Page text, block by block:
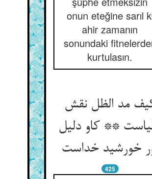
onun eteğine sarıl
ahir zamanın
sonundaki
kurtulasın.
مد الظل نقش
** کاو دلیل
425